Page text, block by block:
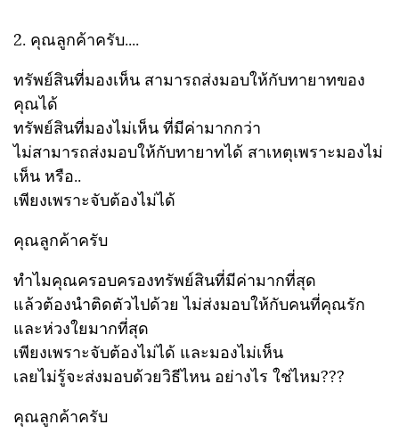
2. คุณลูกค้าครับ....
ทรัพย์สินที่มองเห็น สามารถส่งมอบให้กับทายาทของ
คุณได้
ทรัพย์สินที่มองไม่เห็น ที่มีค่ามากกว่า
ไม่สามารถส่งมอบให้กับทายาทได้ สาเหตุเพราะมองไม่
เห็น หรือ..
เพียงเพราะจับต้องไม่ได้
คุณลูกค้าครับ
ทำไมคุณครอบครองทรัพย์สินที่มีค่ามากที่สุด
แล้วต้องนำติดตัวไปด้วย ไม่ส่งมอบให้กับคนที่คุณรัก
และห่วงใยมากที่สุด
เพียงเพราะจับต้องไม่ได้ และมองไม่เห็น
เลยไม่รู้จะส่งมอบด้วยวิธีไหน อย่างไร ใช่ไหม???
คุณลูกค้าครับ